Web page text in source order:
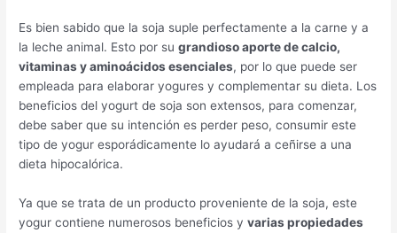
Es bien sabido que la soja suple perfectamente a la carne y a
la leche animal. Esto por sugrandioso aporte de calcio,
vitaminas y aminoácidos esenciales, por lo que puede ser
empleada para elaborar yogures y complementar su dieta. Los
beneficios del yogurt de soja son extensos, para comenzar,
debe saber que su intención es perder peso, consumir este
tipo de yogur esporádicamente lo ayudará a ceñirse a una
dieta hipocalórica.
Ya que se trata de un producto proveniente de la soja, este
yogur contiene numerosos beneficios yvarias propiedades